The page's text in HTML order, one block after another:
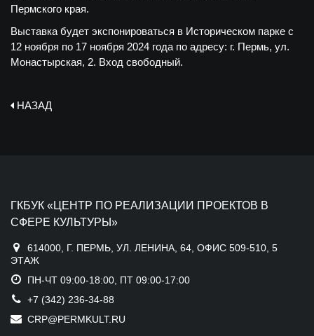
Пермского края.
Выставка будет экспонироваться в Историческом парке с
12 ноября по 17 ноября 2024 года по адресу: г. Пермь, ул.
Монастырская, 2. Вход свободный.
НАЗАД
ГКБУК «ЦЕНТР ПО РЕАЛИЗАЦИИ ПРОЕКТОВ В
СФЕРЕ КУЛЬТУРЫ»
614000, Г. ПЕРМЬ, УЛ. ЛЕНИНА, 64, ОФИС 509-510, 5
ЭТАЖ
ПН-ЧТ 09:00-18:00, ПТ 09:00-17:00
+7 (342) 236-34-88
CRP@PERMKULT.RU